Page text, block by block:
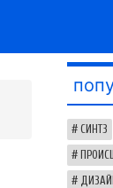
СИНТЗ